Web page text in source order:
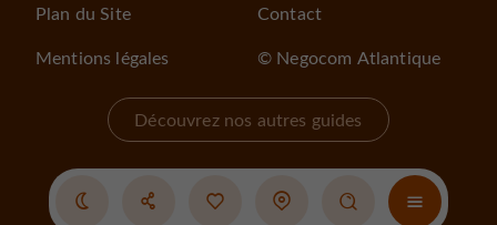
Plan du Site
Mentions légales
Contact
© Negocom Atlantique
Découvrez nos autres guides